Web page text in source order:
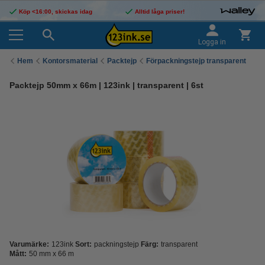
Köp <16:00, skickas idag Alltid låga priser!
Logga in
Hem Kontorsmaterial Packtejp Förpackningstejp transparent
Packtejp 50mm x 66m | 123ink | transparent | 6st
Varumärke: 123ink Sort: packningstejp Färg: transparent
Mått: 50 mm x 66 m